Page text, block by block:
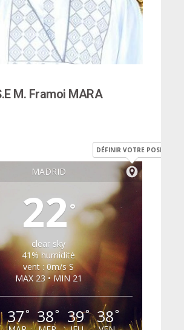
M. Framoi MARA
MADRID
DÉFINIR VOTRE POSITION
22°
clear sky
41% humidité
vent : 0m/s S
MAX 23 • MIN 21
37° 38° 39° 38°